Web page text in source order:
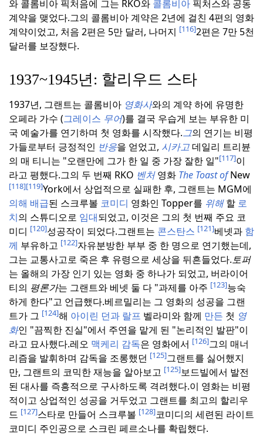
와 콜롬비아 픽처음에 그는 RKO와 콜롬비아 픽처스와 공동
계약을 맺었다.그의 콜롬비아 계약은 2년에 걸친 4편의 영화
계약이었고, 처음 2편은 5만 달러, 나머지 [116]2편은 7만 5천
달러를 보장했다.
1937~1945년: 할리우드 스타
1937년, 그랜트는 콜롬비아 영화사와의 계약 하에 유명한
오페라 가수 (그레이스 무어)를 결국 우습게 보는 부유한 미
국 예술가를 연기하며 첫 영화를 시작했다.그의 연기는 비평
가들로부터 긍정적인 반응을 얻었고, 시카고데일리 트리뷴
의 매 티니는 "오랜만에 그가 한 일 중 가장 잘한 일"[117]이
라고 평했다.그의 두 번째 RKO 벤처영화 The Toast ofNew
[118][119]York에서 상업적으로 실패한 후, 그랜트는 MGM에
의해 배급된 스크루볼 코미디 영화인 Topper를 위해할 로
치의 스튜디오로 임대되었고, 이것은 그의 첫 번째 주요 코
미디 [120]성공작이 되었다.그랜트는 콘스탄스 [121]베넷과 함
께 부유하고 [122]자유분방한 부부 중 한 명으로 연기했는데,
그는 교통사고로 죽은 후 유령으로 세상을 뒤흔들었다.토퍼
는 올해의 가장 인기 있는 영화 중 하나가 되었고, 버라이어
티의 평론가는 그랜트와 베넷 둘 다 "과제를 아주 [123]능숙
하게 한다"고 언급했다.베르밀리는 그 영화의 성공을 그랜
트가 그 [124]해 아이린 던과 랄프 벨라미와 함께 만든 첫 영
화인 "끔찍한 진실"에서 주연을 맡게 된 "논리적인 발판"이
라고 묘사했다.레오 맥케리 감독은 영화에서 [126]그의 매너
리즘을 발휘하며 감독을 조롱했던 [125]그랜트를 싫어했지
만, 그랜트의 코믹한 재능을 알아보고 [125]보드빌에서 발전
된 대사를 즉흥적으로 구사하도록 격려했다.이 영화는 비평
적이고 상업적인 성공을 거두었고 그랜트를 최고의 할리우
드 [127]스타로 만들어 스크루볼 [128]코미디의 세련된 라이트
코미디 주인공으로 스크린 페르소나를 확립했다.